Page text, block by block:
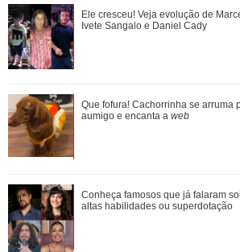
Em parceria com Sandy, Laura
português de Quando Chove
Ela arrasa corações! Relembre os
Sangalo
Adam Sandler anuncia Gente
com elenco
Ele cresceu! Veja evolução de
Ivete Sangalo e Daniel Cady
Que fofura! Cachorrinha se arruma
aumigo e encanta a web
Conheça famosos que já falaram
altas habilidades ou superdotação